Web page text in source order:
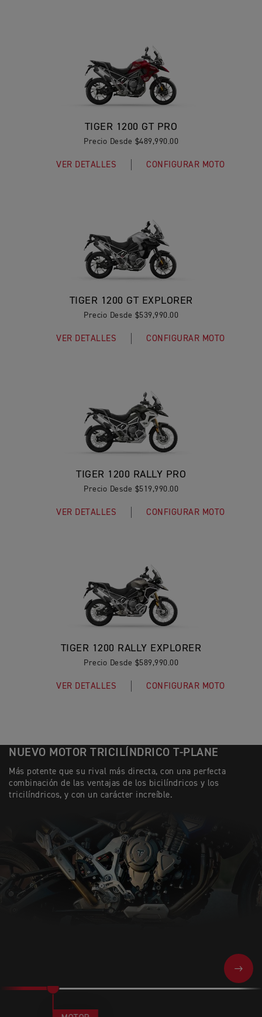
TIGER 1200 GT PRO
Precio Desde $489,990.00
VER DETALLES CONFIGURAR MOTO
TIGER 1200 GT EXPLORER
Precio Desde $539,990.00
VER DETALLES CONFIGURAR MOTO
TIGER 1200 RALLY PRO
Precio Desde $519,990.00
VER DETALLES CONFIGURAR MOTO
TIGER 1200 RALLY EXPLORER
Precio Desde $589,990.00
VER DETALLES CONFIGURAR MOTO
NUEVO MOTOR TRICILÍNDRICO T-PLANE
Más potente que su rival más directa, con una perfecta
combinación de las ventajas de los bicilíndricos y los
tricilíndricos, y con un carácter increíble.
NEXT